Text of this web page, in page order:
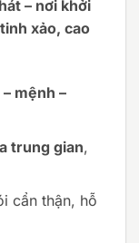
– nơi khởi
xảo, cao
mệnh –
trung gian,
cẩn thận, hỗ